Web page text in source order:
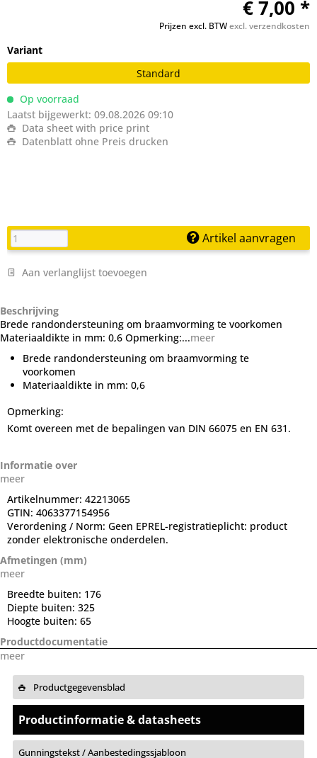
€ 7,00 *
Prijzen excl. BTWexcl. verzendkosten
Variant
Standard
Op voorraad
Laatst bijgewerkt: 09.08.2026 09:10
Data sheet with price print
Datenblatt ohne Preis drucken
Artikel aanvragen
Aan verlanglijst toevoegen
Beschrijving
Brede randondersteuning om braamvorming te voorkomen
Materiaaldikte in mm: 0,6 Opmerking:...meer
Brede randondersteuning om braamvorming te
voorkomen
Materiaaldikte in mm: 0,6
Opmerking:
Komt overeen met de bepalingen van DIN 66075 en EN 631.
Informatie over
meer
Artikelnummer: 42213065
GTIN: 4063377154956
Verordening / Norm: Geen EPREL-registratieplicht: product
zonder elektronische onderdelen.
Afmetingen (mm)
meer
Breedte buiten: 176
Diepte buiten: 325
Hoogte buiten: 65
Productdocumentatie
meer
Productgegevensblad
Productinformatie & datasheets
Gunningstekst / Aanbestedingssjabloon